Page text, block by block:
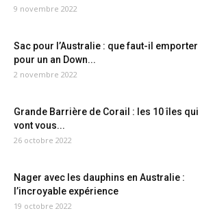
9 novembre 2022
Sac pour l’Australie : que faut-il emporter
pour un an Down...
2 novembre 2022
Grande Barrière de Corail : les 10 îles qui
vont vous...
26 octobre 2022
Nager avec les dauphins en Australie :
l’incroyable expérience
19 octobre 2022